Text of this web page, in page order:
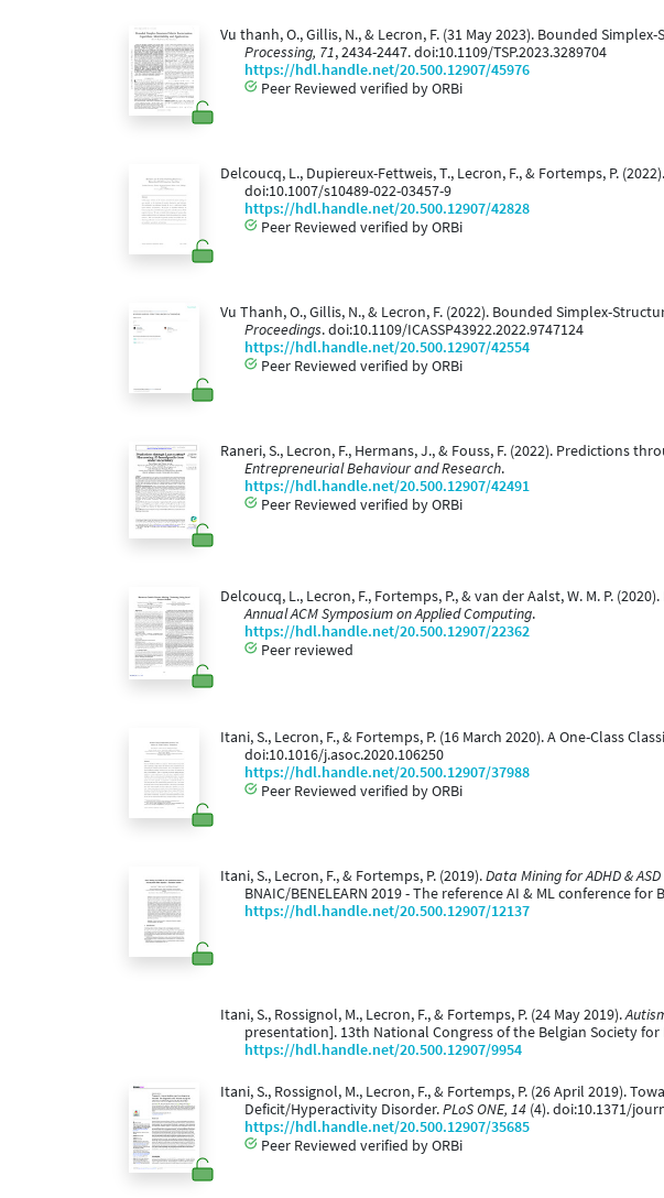
Vu thanh, O., Gillis, N., & Lecron, F. (31 May 2023). Bounded
Processing, 71, 2434-2447. doi:10.1109/TSP.2023.3289704
https://hdl.handle.net/20.500.12907/45976
Peer Reviewed verified by ORBi
Delcoucq, L., Dupiereux-Fettweis, T., Lecron, F., & Fortemps, P.
doi:10.1007/s10489-022-03457-9
https://hdl.handle.net/20.500.12907/42828
Peer Reviewed verified by ORBi
Vu Thanh, O., Gillis, N., & Lecron, F. (2022). Bounded Simplex-
Proceedings. doi:10.1109/ICASSP43922.2022.9747124
https://hdl.handle.net/20.500.12907/42554
Peer Reviewed verified by ORBi
Raneri, S., Lecron, F., Hermans, J., & Fouss, F. (2022). Predictions
Entrepreneurial Behaviour and Research.
https://hdl.handle.net/20.500.12907/42491
Peer Reviewed verified by ORBi
Delcoucq, L., Lecron, F., Fortemps, P., & van der Aalst, W. M. P.
Annual ACM Symposium on Applied Computing.
https://hdl.handle.net/20.500.12907/22362
Peer reviewed
Itani, S., Lecron, F., & Fortemps, P. (16 March 2020). A One-Class
doi:10.1016/j.asoc.2020.106250
https://hdl.handle.net/20.500.12907/37988
Peer Reviewed verified by ORBi
Itani, S., Lecron, F., & Fortemps, P. (2019).Data Mining for ADHD &
BNAIC/BENELEARN 2019 - The reference AI & ML conference
https://hdl.handle.net/20.500.12907/12137
Itani, S., Rossignol, M., Lecron, F., & Fortemps, P. (24 May 2019).
presentation]. 13th National Congress of the Belgian Society for
https://hdl.handle.net/20.500.12907/9954
Itani, S., Rossignol, M., Lecron, F., & Fortemps, P. (26 April 2019).
Deficit/Hyperactivity Disorder.PLoS ONE, 14 (4). doi:10.1371/
https://hdl.handle.net/20.500.12907/35685
Peer Reviewed verified by ORBi